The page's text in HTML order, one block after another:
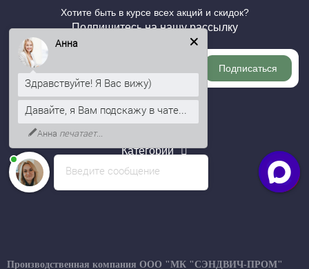
Хотите быть в курсе всех акций и скидок?
Подпишитесь на нашу рассылку
Подписаться
Информация
Категории
Личный кабинет
Производственная компания ООО "МК "СЭНДВИЧ-ПРОМ"
Введите сообщение
Анна
Здравствуйте! Я Вас вижу)
Давайте, я Вам подскажу в чате...
Анна печатает...